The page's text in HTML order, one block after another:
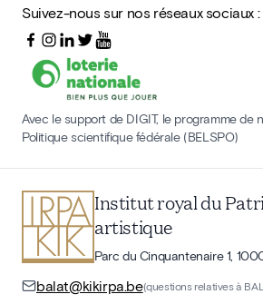
Suivez-nous sur nos réseaux sociaux :
Avec le support de DIGIT, le programme de
Politique scientifique fédérale (BELSPO)
Institut royal du
artistique
Parc du Cinquantenaire 1,
balat@kikirpa.be(questions relatives à